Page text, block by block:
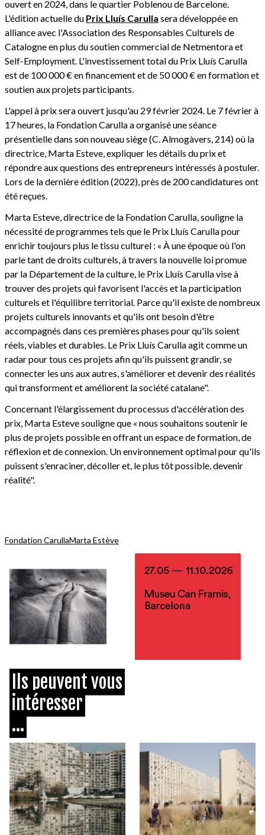
ouvert en 2024, dans le quartier Poblenou de Barcelone.
L'édition actuelle du Prix Lluís Carulla sera développée en
alliance avec l'Association des Responsables Culturels de
Catalogne en plus du soutien commercial de Netmentora et
Self-Employment. L'investissement total du Prix Lluís Carulla
est de 100 000 € en financement et de 50 000 € en formation et
soutien aux projets participants.
L'appel à prix sera ouvert jusqu'au 29 février 2024. Le 7 février à
17 heures, la Fondation Carulla a organisé une séance
présentielle dans son nouveau siège (C. Almogàvers, 214) où la
directrice, Marta Esteve, expliquer les détails du prix et
répondre aux questions des entrepreneurs intéressés à postuler.
Lors de la dernière édition (2022), près de 200 candidatures ont
été reçues.
Marta Esteve, directrice de la Fondation Carulla, souligne la
nécessité de programmes tels que le Prix Lluís Carulla pour
enrichir toujours plus le tissu culturel : « À une époque où l'on
parle tant de droits culturels, à travers la nouvelle loi promue
par la Département de la culture, le Prix Lluís Carulla vise à
trouver des projets qui favorisent l'accès et la participation
culturels et l'équilibre territorial. Parce qu'il existe de nombreux
projets culturels innovants et qu'ils ont besoin d'être
accompagnés dans ces premières phases pour qu'ils soient
réels, viables et durables. Le Prix Lluís Carulla agit comme un
radar pour tous ces projets afin qu'ils puissent grandir, se
connecter les uns aux autres, s'améliorer et devenir des réalités
qui transforment et améliorent la société catalane".
Concernant l'élargissement du processus d'accélération des
prix, Marta Esteve souligne que « nous souhaitons soutenir le
plus de projets possible en offrant un espace de formation, de
réflexion et de connexion. Un environnement optimal pour qu'ils
puissent s'enraciner, décoller et, le plus tôt possible, devenir
réalité".
Fondation CarullaMarta Estève
Ils peuvent vous
intéresser
...